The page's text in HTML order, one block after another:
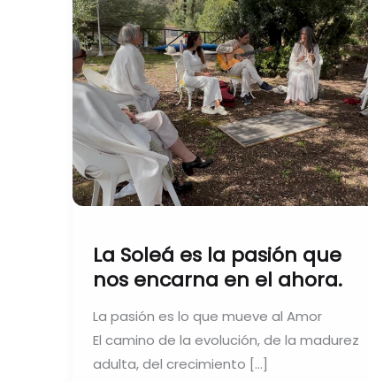
La Soleá es la pasión que
nos encarna en el ahora.
La pasión es lo que mueve al Amor
El camino de la evolución, de la madurez
adulta, del crecimiento […]
nos
encarna
en
el
ahora.